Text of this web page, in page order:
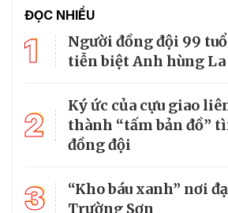
ĐỌC NHIỀU
1
Người đồng đội 99
tiễn biệt Anh hùng La
2
Ký ức của cựu giao
thành “tấm bản đồ”
đồng đội
3
“Kho báu xanh” nơi
Trường Sơn